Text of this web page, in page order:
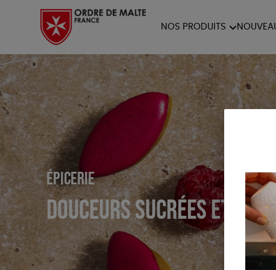
NOS PRODUITS
NOTRE COLLECTION
PAPETERIE
Épicerie
Douceurs sucrées et